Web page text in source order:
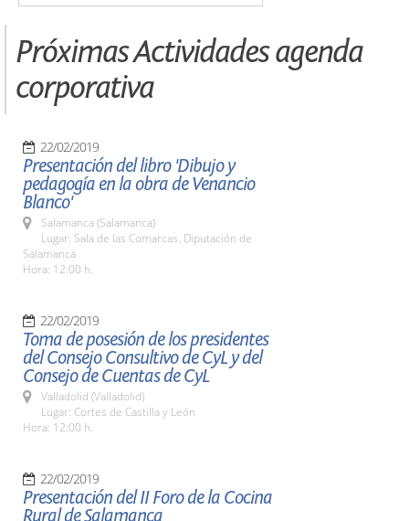
Próximas Actividades agenda
corporativa
22/02/2019
Presentación del libro 'Dibujo y
pedagogía en la obra de Venancio
Blanco'
Salamanca (Salamanca)
Lugar: Sala de las Comarcas. Diputación de
Salamanca
Hora: 12:00 h.
22/02/2019
Toma de posesión de los presidentes
del Consejo Consultivo de CyL y del
Consejo de Cuentas de CyL
Valladolid (Valladolid)
Lugar: Cortes de Castilla y León
Hora: 12:00 h.
22/02/2019
Presentación del II Foro de la Cocina
Rural de Salamanca